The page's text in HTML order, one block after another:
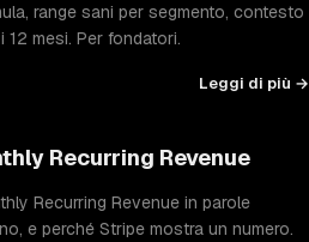
range sani per segmento, contesto
mesi. Per fondatori.
Leggi di più →
Recurring Revenue
Recurring Revenue in parole
e perché Stripe mostra un numero.